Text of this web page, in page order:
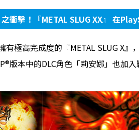
之衝撃！『METAL SLUG XX』 在
有極高完成度的『METAL SLUG X
版本中的DLC角色「莉安娜」也加入